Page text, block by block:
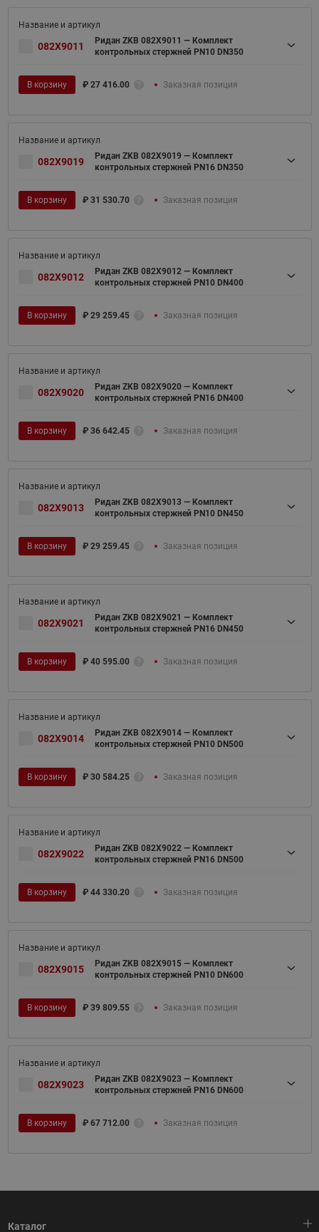
082X9011
Ридан ZKB 082X9011 — Комплект
контрольных стержней PN10 DN350
В корзину ₽ 27 416.00 Заказная позиция
082X9019
Ридан ZKB 082X9019 — Комплект
контрольных стержней PN16 DN350
В корзину ₽ 31 530.70 Заказная позиция
082X9012
Ридан ZKB 082X9012 — Комплект
контрольных стержней PN10 DN400
В корзину ₽ 29 259.45 Заказная позиция
082X9020
Ридан ZKB 082X9020 — Комплект
контрольных стержней PN16 DN400
В корзину ₽ 36 642.45 Заказная позиция
082X9013
Ридан ZKB 082X9013 — Комплект
контрольных стержней PN10 DN450
В корзину ₽ 29 259.45 Заказная позиция
082X9021
Ридан ZKB 082X9021 — Комплект
контрольных стержней PN16 DN450
В корзину ₽ 40 595.00 Заказная позиция
082X9014
Ридан ZKB 082X9014 — Комплект
контрольных стержней PN10 DN500
В корзину ₽ 30 584.25 Заказная позиция
082X9022
Ридан ZKB 082X9022 — Комплект
контрольных стержней PN16 DN500
В корзину ₽ 44 330.20 Заказная позиция
082X9015
Ридан ZKB 082X9015 — Комплект
контрольных стержней PN10 DN600
В корзину ₽ 39 809.55 Заказная позиция
082X9023
Ридан ZKB 082X9023 — Комплект
контрольных стержней PN16 DN600
В корзину ₽ 67 712.00 Заказная позиция
Каталог